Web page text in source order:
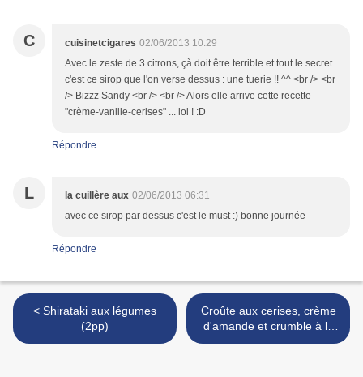
C cuisinetcigares 02/06/2013 10:29
Avec le zeste de 3 citrons, çà doit être terrible et tout le secret
c'est ce sirop que l'on verse dessus : une tuerie !! ^^ <br /> <br
/> Bizzz Sandy <br /> <br /> Alors elle arrive cette recette
"crème-vanille-cerises" ... lol ! :D
Répondre
L la cuillère aux 02/06/2013 06:31
avec ce sirop par dessus c'est le must :) bonne journée
Répondre
< Shirataki aux légumes
(2pp)
Croûte aux cerises, crème
d'amande et crumble à la
fève tonka >